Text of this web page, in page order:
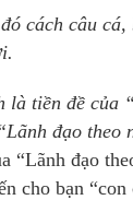
cách câu cá,
là tiền đề của
đạo theo
“Lãnh đạo
cho bạn